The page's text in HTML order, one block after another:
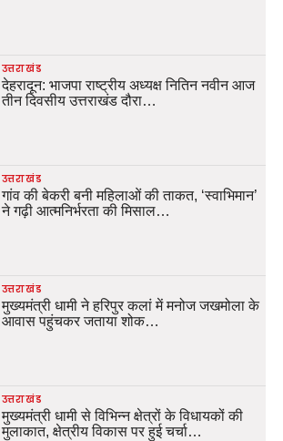
उत्तराखंड
देहरादून: भाजपा राष्ट्रीय अध्यक्ष नितिन नवीन आज
तीन दिवसीय उत्तराखंड दौरा…
उत्तराखंड
गांव की बेकरी बनी महिलाओं की ताकत, ‘स्वाभिमान’
ने गढ़ी आत्मनिर्भरता की मिसाल…
उत्तराखंड
मुख्यमंत्री धामी ने हरिपुर कलां में मनोज जखमोला के
आवास पहुंचकर जताया शोक…
उत्तराखंड
मुख्यमंत्री धामी से विभिन्न क्षेत्रों के विधायकों की
मुलाकात, क्षेत्रीय विकास पर हुई चर्चा…